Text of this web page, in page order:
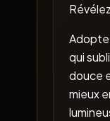
qui
douce
mieux